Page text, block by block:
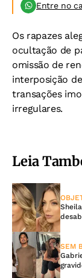
Entre no
Os rapazes
ocultação de
omissão de
interposição
transações
irregulares.
Leia
SEM